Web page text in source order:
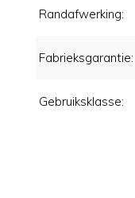
Randafwerking:
Fabrieksgarantie:
Gebruiksklasse: